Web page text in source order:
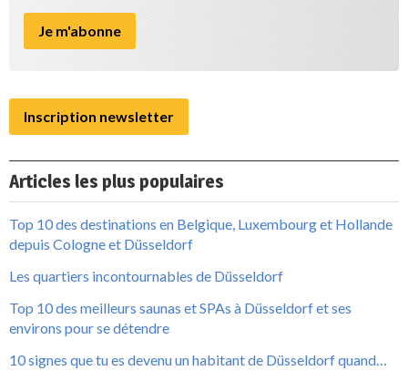
Inscription newsletter
Articles les plus populaires
Top 10 des destinations en Belgique, Luxembourg et Hollande
depuis Cologne et Düsseldorf
Les quartiers incontournables de Düsseldorf
Top 10 des meilleurs saunas et SPAs à Düsseldorf et ses
environs pour se détendre
10 signes que tu es devenu un habitant de Düsseldorf quand…